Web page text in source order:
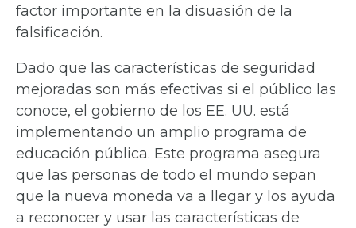
factor importante en la disuasión de la
falsificación.
Dado que las características de seguridad
mejoradas son más efectivas si el público las
conoce, el gobierno de los EE. UU. está
implementando un amplio programa de
educación pública. Este programa asegura
que las personas de todo el mundo sepan
que la nueva moneda va a llegar y los ayuda
a reconocer y usar las características de